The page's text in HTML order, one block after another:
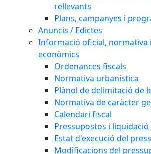
rellevants
Plans, campanyes i
Anuncis / Edictes
Informació oficial, normativa
econòmics
Ordenances fiscals
Normativa urbanística
Plànol de delimitació de
Normativa de caràcter
Calendari fiscal
Pressupostos i liquidació
Estat d'execució del
Modificacions del